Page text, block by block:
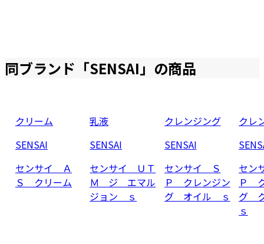
同ブランド「SENSAI 」の商品
クリーム
SENSAI
センサイ Ａ
Ｓ クリーム
乳液
SENSAI
センサイ ＵＴ
Ｍ ジ エマル
ジョン ｓ
クレンジング
SENSAI
センサイ Ｓ
Ｐ クレンジン
グ オイル ｓ
クレ
セン
Ｐ
グ
ｓ